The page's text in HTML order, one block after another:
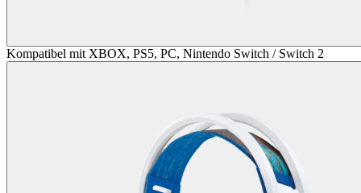
Kompatibel mit XBOX, PS5, PC, Nintendo Switch / Switch 2